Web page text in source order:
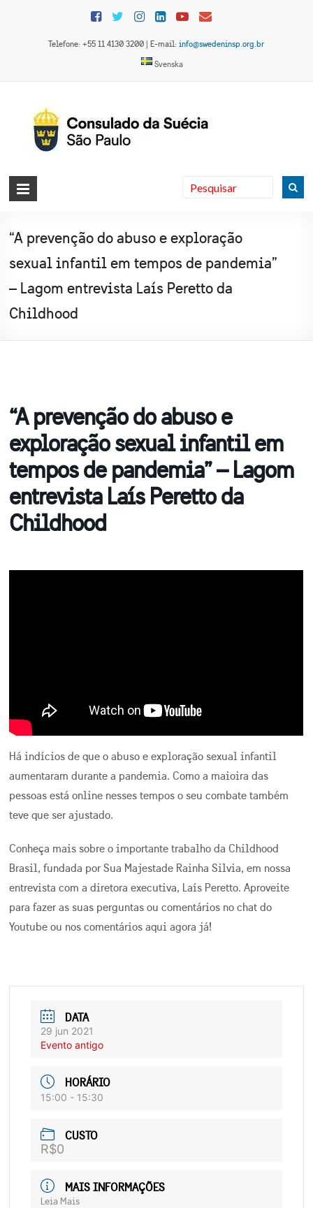
Telefone: +55 11 4130 3200 | E-mail:info@swedeninsp.org.br
Svenska
Consulado
em São
Paulo
“A prevenção do abuso e exploração
sexual infantil em tempos de pandemia”
– Lagom entrevista Laís Peretto da
Childhood
“A prevenção do abuso e
exploração sexual infantil em
tempos de pandemia” – Lagom
entrevista Laís Peretto da
Childhood
Há indícios de que o abuso e exploração sexual infantil
aumentaram durante a pandemia. Como a maioira das
pessoas está online nesses tempos o seu combate também
teve que ser ajustado.
Conheça mais sobre o importante trabalho da Childhood
Brasil, fundada por Sua Majestade Rainha Silvia, em nossa
entrevista com a diretora executiva, Laís Peretto. Aproveite
para fazer as suas perguntas ou comentários no chat do
Youtube ou nos comentários aqui agora já!
DATA
29 jun 2021
Evento antigo
HORÁRIO
15:00 - 15:30
CUSTO
R$0
MAIS INFORMAÇÕES
Leia Mais